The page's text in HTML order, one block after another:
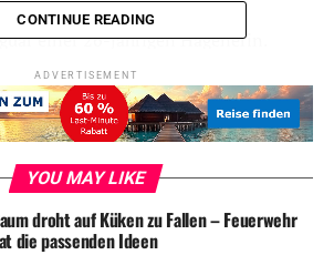
verkehrsbedingt wartenden
einer 26-jährigen Hagenerin.
der Verursacher seine Fahrt fort,
eingeleitet zu haben. Die
notierte sich das Kennzeichen
Polizei.
CONTINUE READING
ADVERTISEMENT
YOU MAY LIKE
droht auf Küken zu Fallen – Feuerwehr
die passenden Ideen